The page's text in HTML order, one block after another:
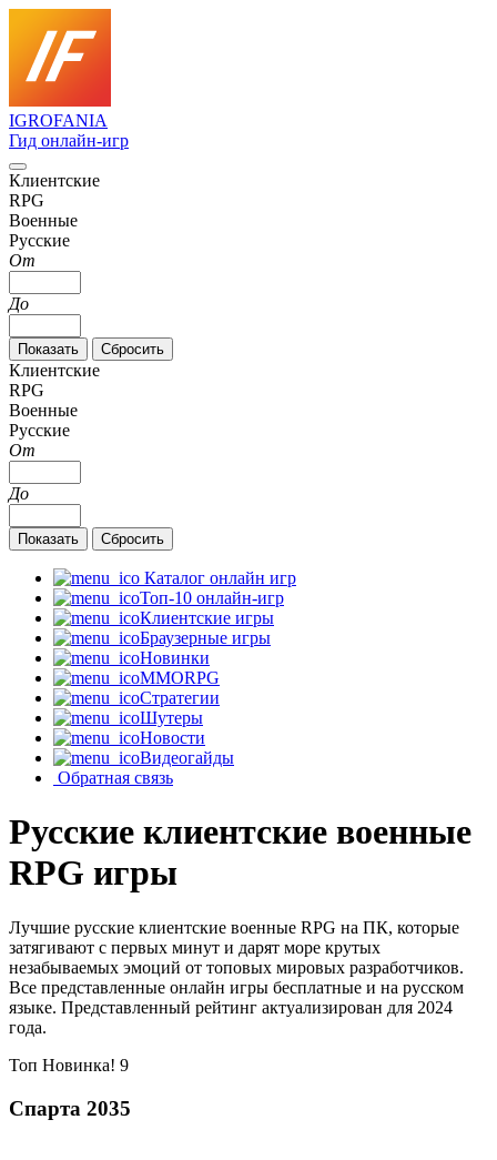
IGROFANIA
Гид онлайн-игр
Клиентские
RPG
Военные
Русские
От
До
Клиентские
RPG
Военные
Русские
От
До
Каталог онлайн игр
Топ-10 онлайн-игр
Клиентские игры
Браузерные игры
Новинки
MMORPG
Стратегии
Шутеры
Новости
Видеогайды
Обратная связь
Русские клиентские военные
RPG игры
Лучшие русские клиентские военные RPG на ПК, которые
затягивают с первых минут и дарят море крутых
незабываемых эмоций от топовых мировых разработчиков.
Все представленные онлайн игры бесплатные и на русском
языке. Представленный рейтинг актуализирован для 2024
года.
Топ Новинка! 9
Спарта 2035